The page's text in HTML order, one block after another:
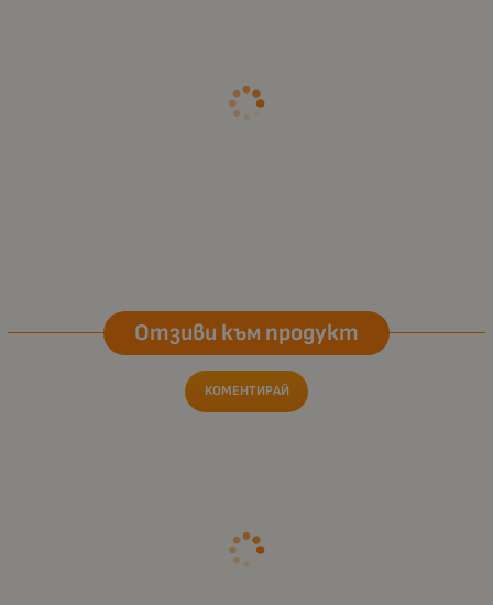
Отзиви към продукт
КОМЕНТИРАЙ